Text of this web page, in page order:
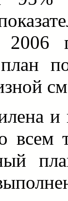
всем